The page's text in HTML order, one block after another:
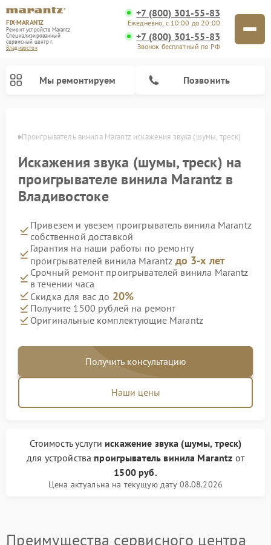
FIX-MARANTZ
Ремонт устройств Marantz
Специализированный
cервисный центр г.
Владивосток
+7 (800) 301-55-83
Ежедневно, с 10:00 до 20:00
+7 (800) 301-55-83
Звонок бесплатный по РФ
Мы ремонтируем Позвонить
Проигрыватель винила Marantz искажения звука (шумы, треск)
Искажения звука (шумы, треск) на
проигрывателе винила Marantz в
Владивостоке
Привезем и увезем проигрыватель винила Marantz
собственной доставкой
Гарантия на наши работы по ремонту
проигрывателей винила Marantz до 3-х лет
Срочный ремонт проигрывателей винила Marantz
в течении часа
Скидка для вас до 20%
Получите 1500 рублей на ремонт
Оригинальные комплектующие Marantz
Получить консультацию
Наши цены
Стоимость услуги искажение звука (шумы, треск)
для устройства проигрыватель винила Marantz от
1500 руб.
Цена актуальна на текущую дату 08.08.2026
Преимущества сервисного центра